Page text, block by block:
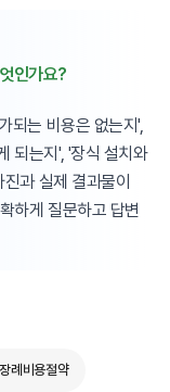
인가요?
되는 비용은 없는지',
되는지', '장식 설치와
과 실제 결과물이
하게 질문하고 답변
례비용절약